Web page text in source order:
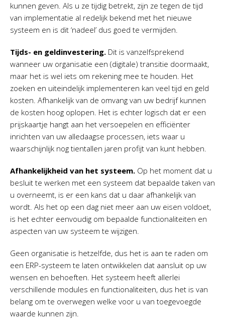
kunnen geven. Als u ze tijdig betrekt, zijn ze tegen de tijd
van implementatie al redelijk bekend met het nieuwe
systeem en is dit ‘nadeel’ dus goed te vermijden.
Tijds- en geldinvestering. Dit is vanzelfsprekend
wanneer uw organisatie een (digitale) transitie doormaakt,
maar het is wel iets om rekening mee te houden. Het
zoeken en uiteindelijk implementeren kan veel tijd en geld
kosten. Afhankelijk van de omvang van uw bedrijf kunnen
de kosten hoog oplopen. Het is echter logisch dat er een
prijskaartje hangt aan het versoepelen en efficiënter
inrichten van uw alledaagse processen, iets waar u
waarschijnlijk nog tientallen jaren profijt van kunt hebben.
Afhankelijkheid van het systeem. Op het moment dat u
besluit te werken met een systeem dat bepaalde taken van
u overneemt, is er een kans dat u daar afhankelijk van
wordt. Als het op een dag niet meer aan uw eisen voldoet,
is het echter eenvoudig om bepaalde functionaliteiten en
aspecten van uw systeem te wijzigen.
Geen organisatie is hetzelfde, dus het is aan te raden om
een ERP-systeem te laten ontwikkelen dat aansluit op uw
wensen en behoeften. Het systeem heeft allerlei
verschillende modules en functionaliteiten, dus het is van
belang om te overwegen welke voor u van toegevoegde
waarde kunnen zijn.